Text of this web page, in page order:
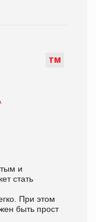
ТМ
и
стать
При этом
быть прост